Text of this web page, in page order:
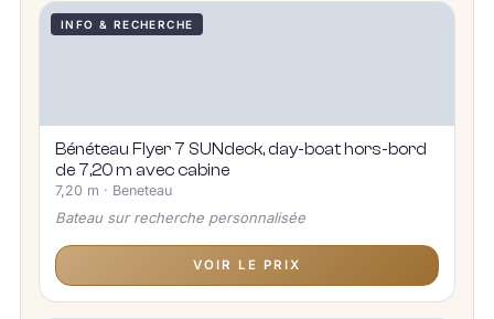
INFO & RECHERCHE
Bénéteau Flyer 7 SUNdeck, day-boat hors-bord
de 7,20 m avec cabine
7,20 m · Beneteau
Bateau sur recherche personnalisée
VOIR LE PRIX